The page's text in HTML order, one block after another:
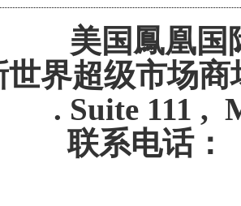
美国鳳凰国
世界超级市场
. Suite 111 ,
联系电话：